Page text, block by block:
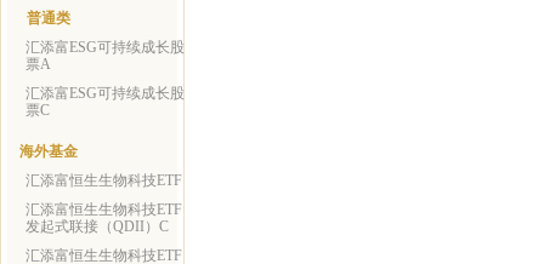
普通类
汇添富ESG可持续成长股
票A
汇添富ESG可持续成长股
票C
海外基金
汇添富恒生生物科技ETF
汇添富恒生生物科技ETF
发起式联接（QDII）C
汇添富恒生生物科技ETF